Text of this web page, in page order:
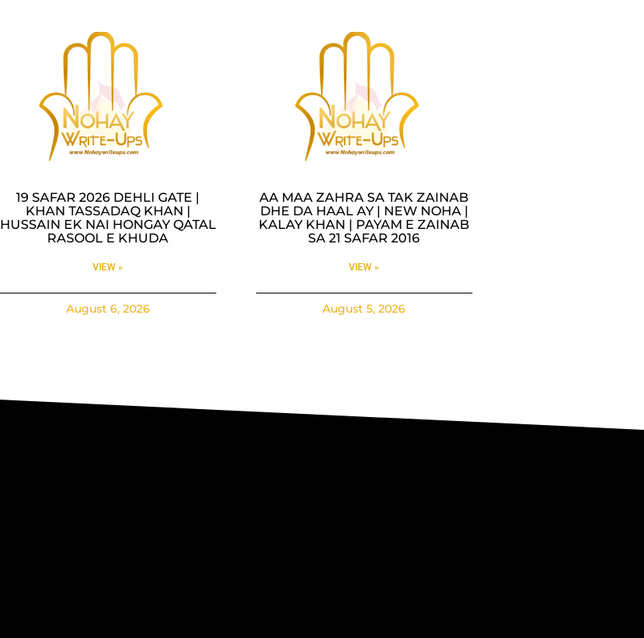
19 SAFAR 2026 DEHLI GATE |
KHAN TASSADAQ KHAN |
HUSSAIN EK NAI HONGAY QATAL
RASOOL E KHUDA
VIEW »
August 6, 2026
AA MAA ZAHRA SA TAK ZAINAB
DHE DA HAAL AY | NEW NOHA |
KALAY KHAN | PAYAM E ZAINAB
SA 21 SAFAR 2016
VIEW »
August 5, 2026